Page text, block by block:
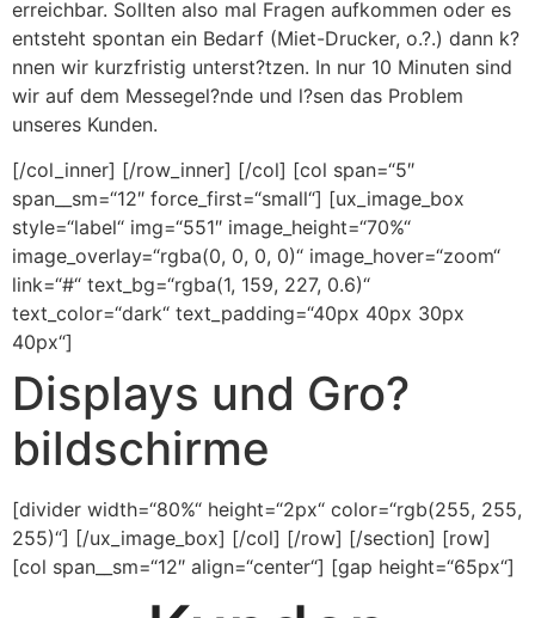
erreichbar. Sollten also mal Fragen aufkommen oder es
entsteht spontan ein Bedarf (Miet-Drucker, o.?.) dann k?
nnen wir kurzfristig unterst?tzen. In nur 10 Minuten sind
wir auf dem Messegel?nde und l?sen das Problem
unseres Kunden.
[/col_inner] [/row_inner] [/col] [col span=“5″
span__sm=“12″ force_first=“small“] [ux_image_box
style=“label“ img=“551″ image_height=“70%“
image_overlay=“rgba(0, 0, 0, 0)“ image_hover=“zoom“
link=“#“ text_bg=“rgba(1, 159, 227, 0.6)“
text_color=“dark“ text_padding=“40px 40px 30px
40px“]
Displays und Gro?
bildschirme
[divider width=“80%“ height=“2px“ color=“rgb(255, 255,
255)“] [/ux_image_box] [/col] [/row] [/section] [row]
[col span__sm=“12″ align=“center“] [gap height=“65px“]